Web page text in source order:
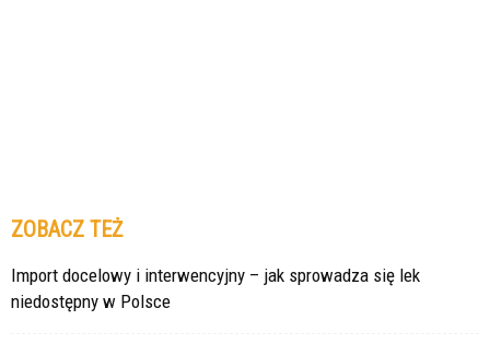
ZOBACZ TEŻ
Import docelowy i interwencyjny – jak sprowadza się lek
niedostępny w Polsce